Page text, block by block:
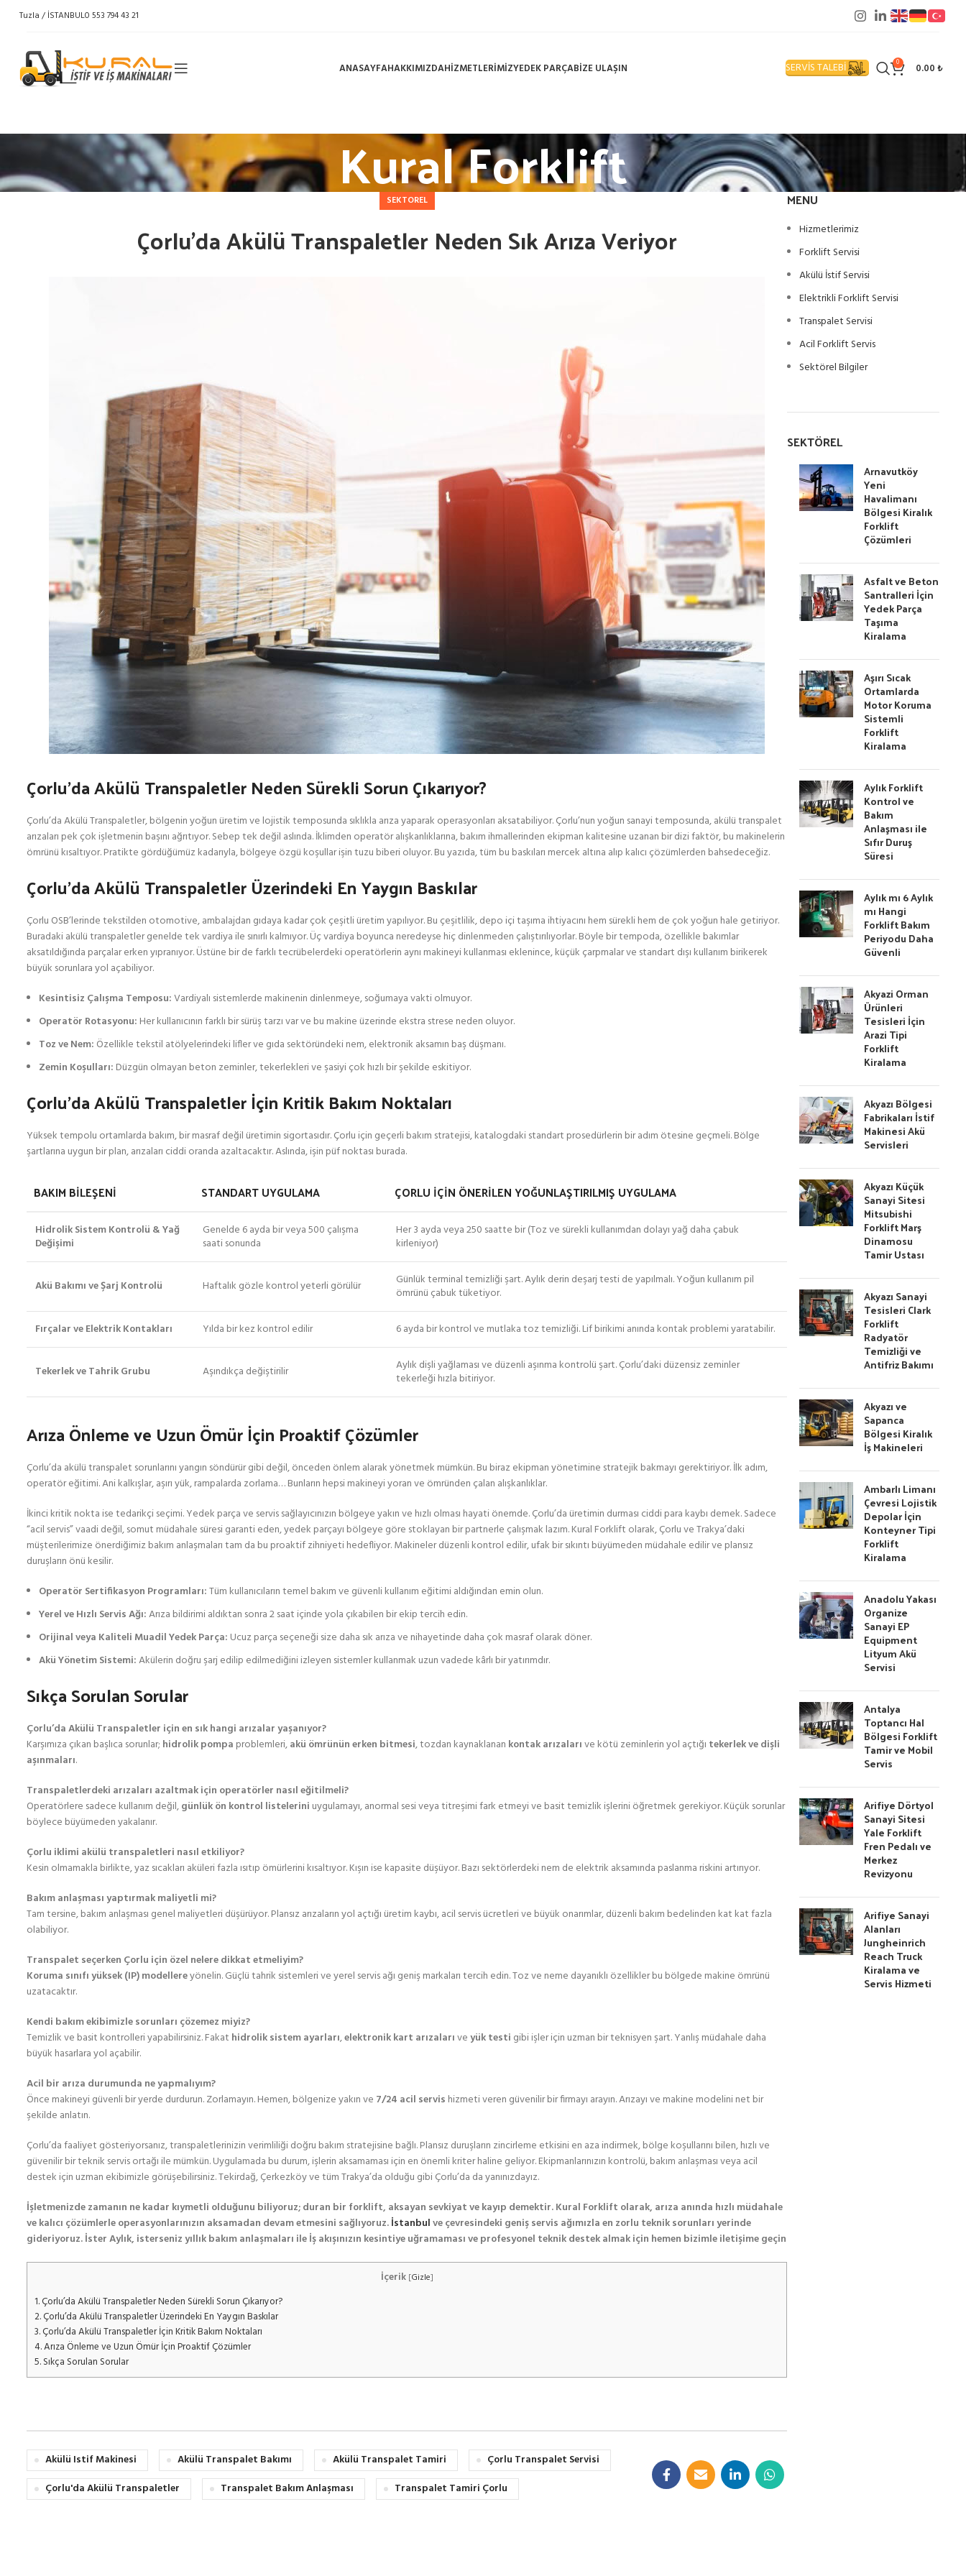
Tuzla / İSTANBUL0 553 794 43 21
ANASAYFAHAKKIMIZDAHİZMETLERİMİZYEDEK PARÇABİZE ULAŞIN SERVİS TALEBİ 0 0.00₺
Kural Forklift
SEKTOREL
Çorlu’da Akülü Transpaletler Neden Sık Arıza Veriyor
Çorlu’da Akülü Transpaletler Neden Sürekli Sorun Çıkarıyor?
Çorlu’da Akülü Transpaletler, bölgenin yoğun üretim ve lojistik temposunda sıklıkla arıza yaparak operasyonları aksatabiliyor. Çorlu’nun yoğun sanayi temposunda, akülü transpalet
arızaları pek çok işletmenin başını ağrıtıyor. Sebep tek değil aslında. İklimden operatör alışkanlıklarına, bakım ihmallerinden ekipman kalitesine uzanan bir dizi faktör, bu makinelerin
ömrünü kısaltıyor. Pratikte gördüğümüz kadarıyla, bölgeye özgü koşullar işin tuzu biberi oluyor. Bu yazıda, tüm bu baskıları mercek altına alıp kalıcı çözümlerden bahsedeceğiz.
Çorlu’da Akülü Transpaletler Üzerindeki En Yaygın Baskılar
Çorlu OSB’lerinde tekstilden otomotive, ambalajdan gıdaya kadar çok çeşitli üretim yapılıyor. Bu çeşitlilik, depo içi taşıma ihtiyacını hem sürekli hem de çok yoğun hale getiriyor.
Buradaki akülü transpaletler genelde tek vardiya ile sınırlı kalmıyor. Üç vardiya boyunca neredeyse hiç dinlenmeden çalıştırılıyorlar. Böyle bir tempoda, özellikle bakımlar
aksatıldığında parçalar erken yıpranıyor. Üstüne bir de farklı tecrübelerdeki operatörlerin aynı makineyi kullanması eklenince, küçük çarpmalar ve standart dışı kullanım birikerek
büyük sorunlara yol açabiliyor.
Kesintisiz Çalışma Temposu:Vardiyalı sistemlerde makinenin dinlenmeye, soğumaya vakti olmuyor.
Operatör Rotasyonu: Her kullanıcının farklı bir sürüş tarzı var ve bu makine üzerinde ekstra strese neden oluyor.
Toz ve Nem: Özellikle tekstil atölyelerindeki lifler ve gıda sektöründeki nem, elektronik aksamın baş düşmanı.
Zemin Koşulları: Düzgün olmayan beton zeminler, tekerlekleri ve şasiyi çok hızlı bir şekilde eskitiyor.
Çorlu’da Akülü Transpaletler İçin Kritik Bakım Noktaları
Yüksek tempolu ortamlarda bakım, bir masraf değil üretimin sigortasıdır. Çorlu için geçerli bakım stratejisi, katalogdaki standart prosedürlerin bir adım ötesine geçmeli. Bölge
şartlarına uygun bir plan, arızaları ciddi oranda azaltacaktır. Aslında, işin püf noktası burada.
BAKIM BILEŞENI STANDART UYGULAMA ÇORLU İÇIN ÖNERILEN YOĞUNLAŞTIRILMIŞ UYGULAMA
Hidrolik Sistem Kontrolü & Yağ
Değişimi
Genelde 6 ayda bir veya 500 çalışma
saati sonunda
Her 3 ayda veya 250 saatte bir (Toz ve sürekli kullanımdan dolayı yağ daha çabuk
kirleniyor)
Akü Bakımı ve Şarj Kontrolü Haftalık gözle kontrol yeterli görülür
Günlük terminal temizliği şart. Aylık derin deşarj testi de yapılmalı. Yoğun kullanım pil
ömrünü çabuk tüketiyor.
Fırçalar ve Elektrik Kontakları Yılda bir kez kontrol edilir 6 ayda bir kontrol ve mutlaka toz temizliği. Lif birikimi anında kontak problemi yaratabilir.
Tekerlek ve Tahrik Grubu Aşındıkça değiştirilir
Aylık dişli yağlaması ve düzenli aşınma kontrolü şart. Çorlu’daki düzensiz zeminler
tekerleği hızla bitiriyor.
Arıza Önleme ve Uzun Ömür İçin Proaktif Çözümler
Çorlu’da akülü transpalet sorunlarını yangın söndürür gibi değil, önceden önlem alarak yönetmek mümkün. Bu biraz ekipman yönetimine stratejik bakmayı gerektiriyor. İlk adım,
operatör eğitimi. Ani kalkışlar, aşırı yük, rampalarda zorlama… Bunların hepsi makineyi yoran ve ömründen çalan alışkanlıklar.
İkinci kritik nokta ise tedarikçi seçimi. Yedek parça ve servis sağlayıcınızın bölgeye yakın ve hızlı olması hayati önemde. Çorlu’da üretimin durması ciddi para kaybı demek. Sadece
“acil servis” vaadi değil, somut müdahale süresi garanti eden, yedek parçayı bölgeye göre stoklayan bir partnerle çalışmak lazım. Kural Forklift olarak, Çorlu ve Trakya’daki
müşterilerimize önerdiğimiz bakım anlaşmaları tam da bu proaktif zihniyeti hedefliyor. Makineler düzenli kontrol edilir, ufak bir sıkıntı büyümeden müdahale edilir ve plansız
duruşların önü kesilir.
Operatör Sertifikasyon Programları:Tüm kullanıcıların temel bakım ve güvenli kullanım eğitimi aldığından emin olun.
Yerel ve Hızlı Servis Ağı:Arıza bildirimi aldıktan sonra 2 saat içinde yola çıkabilen bir ekip tercih edin.
Orijinal veya Kaliteli Muadil Yedek Parça: Ucuz parça seçeneği size daha sık arıza ve nihayetinde daha çok masraf olarak döner.
Akü Yönetim Sistemi:Akülerin doğru şarj edilip edilmediğini izleyen sistemler kullanmak uzun vadede kârlı bir yatırımdır.
Sıkça Sorulan Sorular
Çorlu’da Akülü Transpaletler için en sık hangi arızalar yaşanıyor?
Karşımıza çıkan başlıca sorunlar; hidrolik pompa problemleri,akü ömrünün erken bitmesi, tozdan kaynaklanan kontak arızalarıve kötü zeminlerin yol açtığı tekerlek ve dişli
aşınmaları.
Transpaletlerdeki arızaları azaltmak için operatörler nasıl eğitilmeli?
Operatörlere sadece kullanım değil,günlük ön kontrol listelerini uygulamayı, anormal sesi veya titreşimi fark etmeyi ve basit temizlik işlerini öğretmek gerekiyor. Küçük sorunlar
böylece büyümeden yakalanır.
Çorlu iklimi akülü transpaletleri nasıl etkiliyor?
Kesin olmamakla birlikte, yaz sıcakları aküleri fazla ısıtıp ömürlerini kısaltıyor. Kışın ise kapasite düşüyor. Bazı sektörlerdeki nem de elektrik aksamında paslanma riskini artırıyor.
Bakım anlaşması yaptırmak maliyetli mi?
Tam tersine, bakım anlaşması genel maliyetleri düşürüyor. Plansız arızaların yol açtığı üretim kaybı, acil servis ücretleri ve büyük onarımlar, düzenli bakım bedelinden kat kat fazla
olabiliyor.
Transpalet seçerken Çorlu için özel nelere dikkat etmeliyim?
Koruma sınıfı yüksek (IP) modellereyönelin. Güçlü tahrik sistemleri ve yerel servis ağı geniş markaları tercih edin. Toz ve neme dayanıklı özellikler bu bölgede makine ömrünü
uzatacaktır.
Kendi bakım ekibimizle sorunları çözemez miyiz?
Temizlik ve basit kontrolleri yapabilirsiniz. Fakat hidrolik sistem ayarları,elektronik kart arızalarıveyük testi gibi işler için uzman bir teknisyen şart. Yanlış müdahale daha
büyük hasarlara yol açabilir.
Acil bir arıza durumunda ne yapmalıyım?
Önce makineyi güvenli bir yerde durdurun. Zorlamayın. Hemen, bölgenize yakın ve 7/24 acil servis hizmeti veren güvenilir bir firmayı arayın. Arızayı ve makine modelini net bir
şekilde anlatın.
Çorlu’da faaliyet gösteriyorsanız, transpaletlerinizin verimliliği doğru bakım stratejisine bağlı. Plansız duruşların zincirleme etkisini en aza indirmek, bölge koşullarını bilen, hızlı ve
güvenilir bir teknik servis ortağı ile mümkün. Uygulamada bu durum, işlerin aksamaması için en önemli kriter haline geliyor. Ekipmanlarınızın kontrolü, bakım anlaşması veya acil
destek için uzman ekibimizle görüşebilirsiniz. Tekirdağ, Çerkezköy ve tüm Trakya’da olduğu gibi Çorlu’da da yanınızdayız.
İşletmenizde zamanın ne kadar kıymetli olduğunu biliyoruz; duran bir forklift, aksayan sevkiyat ve kayıp demektir. Kural Forklift olarak, arıza anında hızlı müdahale
ve kalıcı çözümlerle operasyonlarınızın aksamadan devam etmesini sağlıyoruz.İstanbulve çevresindeki geniş servis ağımızla en zorlu teknik sorunları yerinde
gideriyoruz. İster Aylık, isterseniz yıllık bakım anlaşmaları ile İş akışınızın kesintiye uğramaması ve profesyonel teknik destek almak için hemen bizimle iletişime geçin
İçerik [Gizle]
1.Çorlu’da Akülü Transpaletler Neden Sürekli Sorun Çıkarıyor?
2.Çorlu’da Akülü Transpaletler Üzerindeki En Yaygın Baskılar
3.Çorlu’da Akülü Transpaletler İçin Kritik Bakım Noktaları
4.Arıza Önleme ve Uzun Ömür İçin Proaktif Çözümler
5.Sıkça Sorulan Sorular
Akülü Istif Makinesi Akülü Transpalet Bakımı Akülü Transpalet Tamiri
Çorlu Transpalet Servisi
Çorlu'da Akülü Transpaletler
Transpalet Bakım Anlaşması Transpalet Tamiri Çorlu
MENU
Hizmetlerimiz
Forklift Servisi
Akülü İstif Servisi
Elektrikli Forklift Servisi
Transpalet Servisi
Acil Forklift Servis
Sektörel Bilgiler
SEKTÖREL
Arnavutköy
Yeni
Havalimanı
Bölgesi Kiralık
Forklift
Çözümleri
Asfalt ve Beton
Santralleri İçin
Yedek Parça
Taşıma
Kiralama
Aşırı Sıcak
Ortamlarda
Motor Koruma
Sistemli
Forklift
Kiralama
Aylık Forklift
Kontrol ve
Bakım
Anlaşması ile
Sıfır Duruş
Süresi
Aylık mı 6 Aylık
mı Hangi
Forklift Bakım
Periyodu Daha
Güvenli
Akyazi Orman
Ürünleri
Tesisleri İçin
Arazi Tipi
Forklift
Kiralama
Akyazı Bölgesi
Fabrikaları İstif
Makinesi Akü
Servisleri
Akyazı Küçük
Sanayi Sitesi
Mitsubishi
Forklift Marş
Dinamosu
Tamir Ustası
Akyazı Sanayi
Tesisleri Clark
Forklift
Radyatör
Temizliği ve
Antifriz Bakımı
Akyazı ve
Sapanca
Bölgesi Kiralık
İş Makineleri
Ambarlı Limanı
Çevresi Lojistik
Depolar İçin
Konteyner Tipi
Forklift
Kiralama
Anadolu Yakası
Organize
Sanayi EP
Equipment
Lityum Akü
Servisi
Antalya
Toptancı Hal
Bölgesi Forklift
Tamir ve Mobil
Servis
Arifiye Dörtyol
Sanayi Sitesi
Yale Forklift
Fren Pedalı ve
Merkez
Revizyonu
Arifiye Sanayi
Alanları
Jungheinrich
Reach Truck
Kiralama ve
Servis Hizmeti